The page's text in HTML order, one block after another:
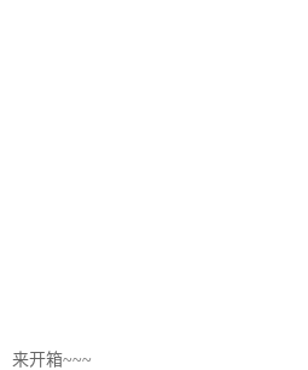
来开箱~~~